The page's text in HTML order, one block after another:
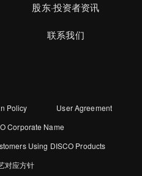
股东·投资者资讯
联系我们
Policy
User Agreement
Corporate Name
Using DISCO Products
对应方针